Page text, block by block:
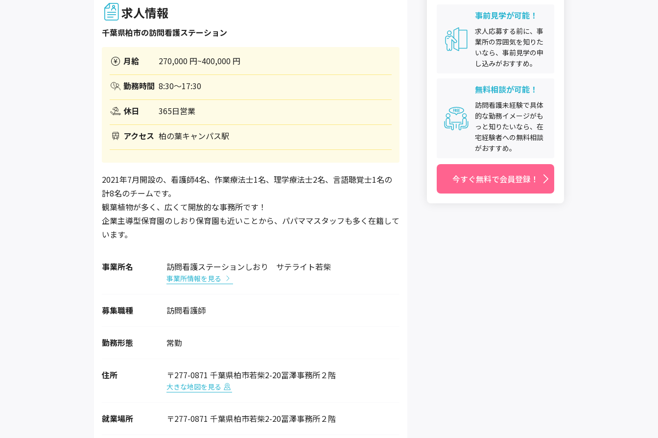
求人情報
千葉県柏市の訪問看護ステーション
月給 270,000 円~400,000 円
勤務時間 8:30～17:30
休日 365日営業
アクセス 柏の葉キャンパス駅
2021年7月開設の、看護師4名、作業療法士1名、理学療法士2名、言語聴覚士1名の
計8名のチームです。
観葉植物が多く、広くて開放的な事務所です！
企業主導型保育園のしおり保育園も近いことから、パパママスタッフも多く在籍して
います。
事業所名 訪問看護ステーションしおり サテライト若柴
事業所情報を見る
募集職種 訪問看護師
勤務形態 常勤
住所 〒277-0871 千葉県柏市若柴2-20冨澤事務所２階
大きな地図を見る
就業場所 〒277-0871 千葉県柏市若柴2-20冨澤事務所２階
事前見学が可能！
求人応募する前に、事
業所の雰囲気を知りた
いなら、事前見学の申
し込みがおすすめ。
無料相談が可能！
訪問看護未経験で具体
的な勤務イメージがも
っと知りたいなら、在
宅経験者への無料相談
がおすすめ。
今すぐ無料で会員登録！